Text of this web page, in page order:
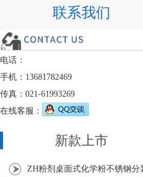
联系我们
电话：
手机：13681782469
传真：021-61993269
在线客服：
新款上市
ZH粉剂桌面式化学粉不锈钢分